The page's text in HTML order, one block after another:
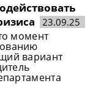
23.09.25
момент
вариант